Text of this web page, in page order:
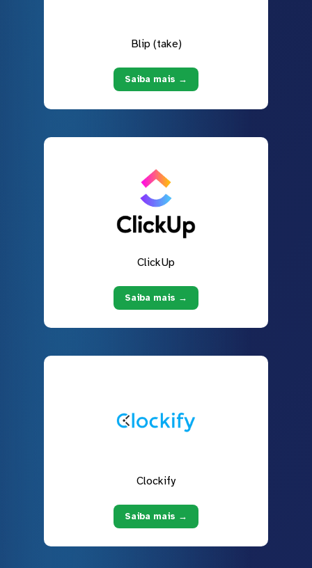
Blip (take)
Saiba mais →
ClickUp
Saiba mais →
Clockify
Saiba mais →